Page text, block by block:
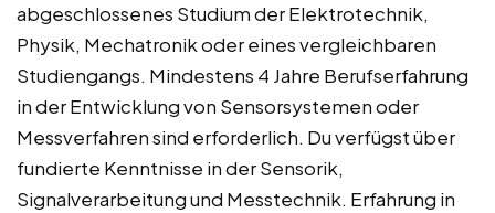
abgeschlossenes Studium der Elektrotechnik,
Physik, Mechatronik oder eines vergleichbaren
Studiengangs. Mindestens 4 Jahre Berufserfahrung
in der Entwicklung von Sensorsystemen oder
Messverfahren sind erforderlich. Du verfügst über
fundierte Kenntnisse in der Sensorik,
Signalverarbeitung und Messtechnik. Erfahrung in